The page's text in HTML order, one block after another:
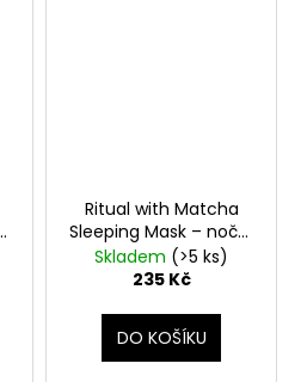
Ritual with Matcha
Sleeping Mask – noční
regenerační maska
Skladem (>5 ks)
235 Kč
DO KOŠÍKU